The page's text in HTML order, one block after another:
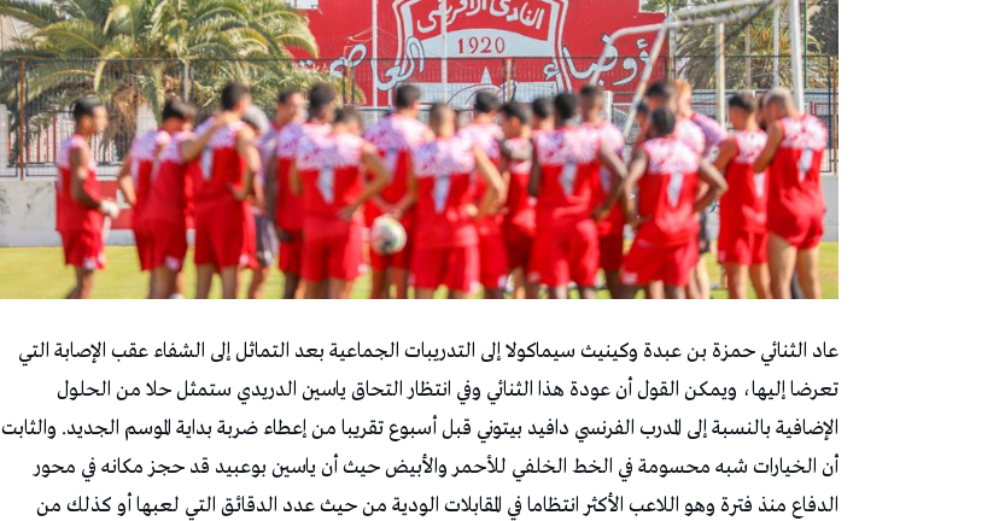
عاد الثنائي حمزة بن عبدة وكينيث سيماكولا إلى التدريبات الجماعية بعد التماثل إلى الشفاء عقب الإصابة التي
تعرضا إليها، ويمكن القول أن عودة هذا الثنائي وفي انتظار التحاق ياسين الدريدي ستمثل حلا من الحلول
الإضافية بالنسبة إلى المدرب الفرنسي دافيد بيتوني قبل أسبوع تقريبا من إعطاء ضربة بداية الموسم الجديد. والثابت
أن الخيارات شبه محسومة في الخط الخلفي للأحمر والأبيض حيث أن ياسين بوعبيد قد حجز مكانه في محور
الدفاع منذ فترة وهو اللاعب الأكثر انتظاما في المقابلات الودية من حيث عدد الدقائق التي لعبها أو كذلك من